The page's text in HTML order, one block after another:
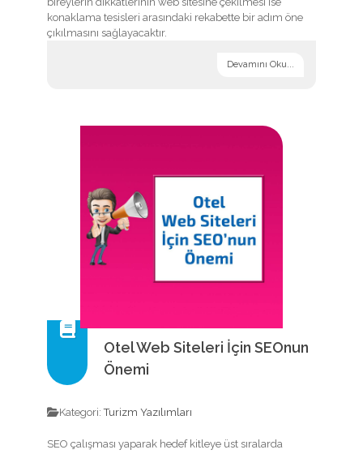
konaklama tesisleri arasındaki rekabette bir adım öne
çıkılmasını sağlayacaktır.
Devamını Oku...
Otel Web Siteleri İçin SEOnun
Önemi
Kategori:Turizm Yazılımları
SEO çalışması yaparak hedef kitleye üst sıralarda